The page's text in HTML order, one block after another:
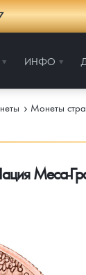
ИНФО
Монеты
Меса-